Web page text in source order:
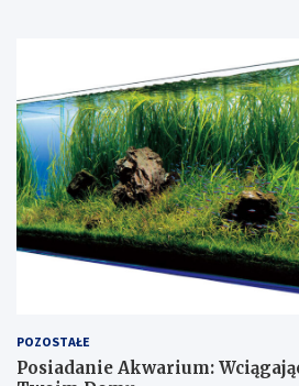
POZOSTAŁE
Posiadanie Akwarium: